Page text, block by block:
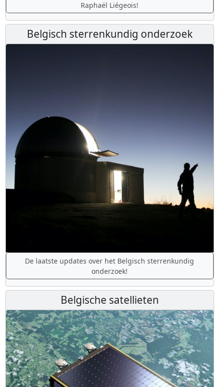
Raphaël Liégeois!
Belgisch sterrenkundig onderzoek
De laatste updates over het Belgisch sterrenkundig
onderzoek!
Belgische satellieten